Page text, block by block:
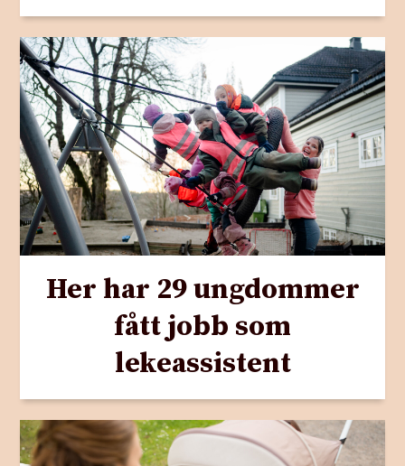
Her har 29 ungdommer
fått jobb som
lekeassistent